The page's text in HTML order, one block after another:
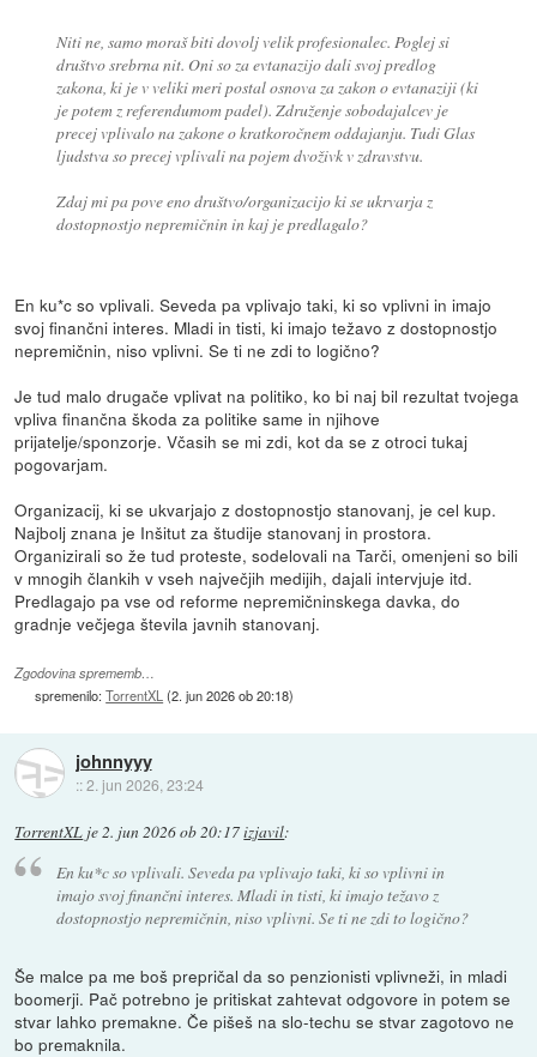
Niti ne, samo moraš biti dovolj velik profesionalec. Poglej si
društvo srebrna nit. Oni so za evtanazijo dali svoj predlog
zakona, ki je v veliki meri postal osnova za zakon o evtanaziji (ki
je potem z referendumom padel). Združenje sobodajalcev je
precej vplivalo na zakone o kratkoročnem oddajanju. Tudi Glas
ljudstva so precej vplivali na pojem dvoživk v zdravstvu.
Zdaj mi pa pove eno društvo/organizacijo ki se ukrvarja z
dostopnostjo nepremičnin in kaj je predlagalo?
En ku*c so vplivali. Seveda pa vplivajo taki, ki so vplivni in imajo
svoj finančni interes. Mladi in tisti, ki imajo težavo z dostopnostjo
nepremičnin, niso vplivni. Se ti ne zdi to logično?
Je tud malo drugače vplivat na politiko, ko bi naj bil rezultat tvojega
vpliva finančna škoda za politike same in njihove
prijatelje/sponzorje. Včasih se mi zdi, kot da se z otroci tukaj
pogovarjam.
Organizacij, ki se ukvarjajo z dostopnostjo stanovanj, je cel kup.
Najbolj znana je Inšitut za študije stanovanj in prostora.
Organizirali so že tud proteste, sodelovali na Tarči, omenjeni so bili
v mnogih člankih v vseh največjih medijih, dajali intervjuje itd.
Predlagajo pa vse od reforme nepremičninskega davka, do
gradnje večjega števila javnih stanovanj.
Zgodovina sprememb…
spremenilo:TorrentXL(2. jun 2026 ob 20:18)
johnnyyy
::2. jun 2026, 23:24
TorrentXL je2. jun 2026 ob 20:17izjavil:
En ku*c so vplivali. Seveda pa vplivajo taki, ki so vplivni in
imajo svoj finančni interes. Mladi in tisti, ki imajo težavo z
dostopnostjo nepremičnin, niso vplivni. Se ti ne zdi to logično?
Še malce pa me boš prepričal da so penzionisti vplivneži, in mladi
boomerji. Pač potrebno je pritiskat zahtevat odgovore in potem se
stvar lahko premakne. Če pišeš na slo-techu se stvar zagotovo ne
bo premaknila.